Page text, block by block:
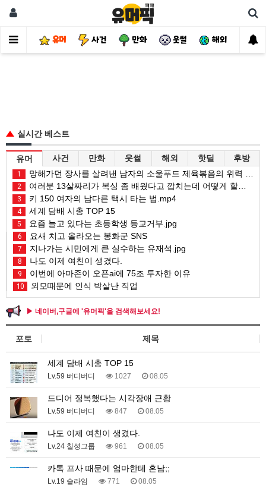
유머 사건 만화 웃썰 해외 핫
실시간 베스트
유머 사건 만화 웃썰 해외 핫딜 후방
1 망해가던 장사를 살려낸 남자의 소울푸드 제육볶음의 위력 ㅋㅋ
2 여러분 13살짜리가 복싱 좀 배웠다고 깝치는데 어떻게 할까요?
3 키 150 여자의 남다른 택시 타는 법.mp4
4 세계 담배 시총 TOP 15
5 요즘 늘고 있다는 초등학생 등교거부.jpg
6 요새 치고 올라오는 봉화군 SNS
7 지나가는 시민에게 큰 실수하는 유재석.jpg
8 나도 이제 여친이 생겼다.
9 이번에 아마존이 오픈ai에 75조 투자한 이유
10 외모때문에 인식 박살난 직업
▶ 네이버,구글에 '유머픽'을 검색해보세요!
포토 제목
세계 담배 시총 TOP 15
Lv.59 버디버디 1027 08.05
드디어 정복했다는 시각장애 근황
Lv.59 버디버디 847 08.05
나도 이제 여친이 생겼다.
Lv.24 칠성그룹 961 08.05
카톡 프사 때문에 엄마한테 혼남;;
Lv.19 슬라임 771 08.05